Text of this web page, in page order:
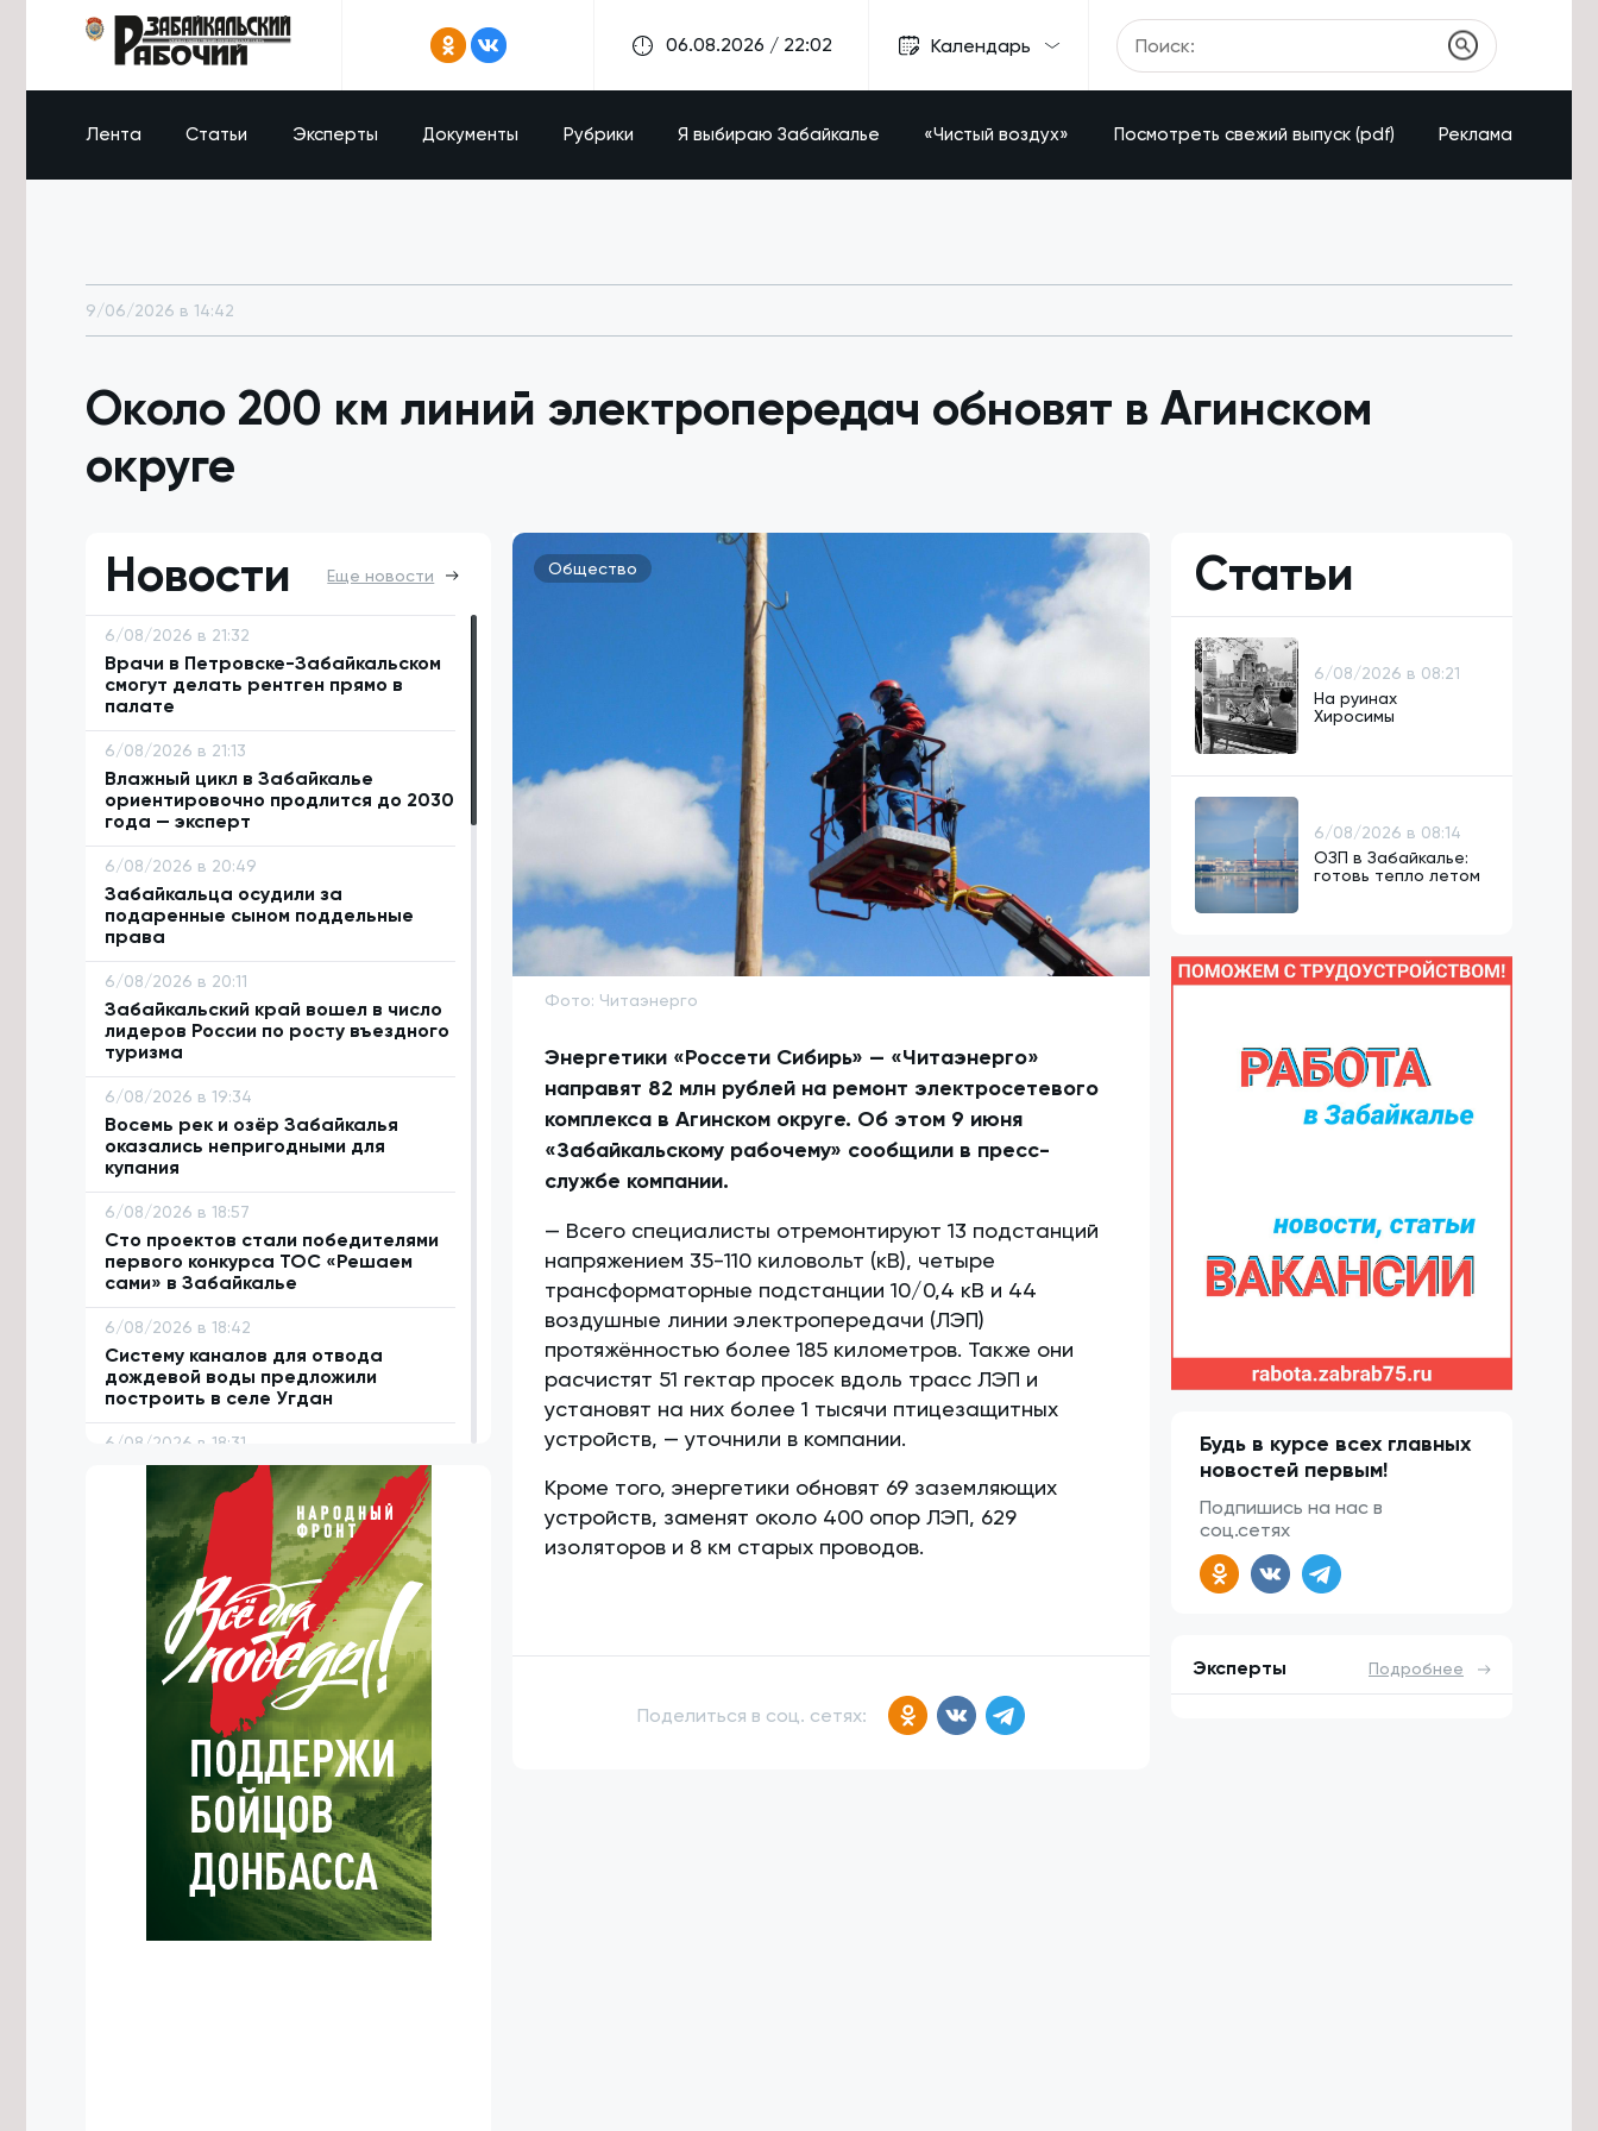
06.08.2026 / 22:02 Календарь
Лента Статьи Эксперты Документы Рубрики Я выбираю Забайкалье «Чистый воздух» Посмотреть свежий выпуск (pdf) Реклама
9/06/2026 в 14:42
Около 200 км линий электропередач обновят в Агинском
округе
Новости
Еще новости
6/08/2026 в 21:32
Врачи в Петровске-Забайкальском
смогут делать рентген прямо в
палате
6/08/2026 в 21:13
Влажный цикл в Забайкалье
ориентировочно продлится до 2030
года — эксперт
6/08/2026 в 20:49
Забайкальца осудили за
подаренные сыном поддельные
права
6/08/2026 в 20:11
Забайкальский край вошел в число
лидеров России по росту въездного
туризма
6/08/2026 в 19:34
Восемь рек и озёр Забайкалья
оказались непригодными для
купания
6/08/2026 в 18:57
Сто проектов стали победителями
первого конкурса ТОС «Решаем
сами» в Забайкалье
6/08/2026 в 18:42
Систему каналов для отвода
дождевой воды предложили
построить в селе Угдан
6/08/2026 в 18:31
Домен .РФ начал поддерживать 18
языков народов России
6/08/2026 в 18:06
Деловую программу проведут на
фестивале «Хорхог» в Забайкалье
6/08/2026 в 17:52
Самое большое число дамб в
России строится в Забайкалье
6/08/2026 в 17:50
Трёх ночных дрифтеров без прав
привлекли к ответственности в Чите
6/08/2026 в 17:40
Пищеблок школы в Красном Чикое
отремонтируют к началу учебного
Общество
Фото: Читаэнерго
Энергетики «Россети Сибирь» — «Читаэнерго»
направят 82 млн рублей на ремонт электросетевого
комплекса в Агинском округе. Об этом 9 июня
«Забайкальскому рабочему» сообщили в пресс-
службе компании.
— Всего специалисты отремонтируют 13 подстанций
напряжением 35-110 киловольт (кВ), четыре
трансформаторные подстанции 10/0,4 кВ и 44
воздушные линии электропередачи (ЛЭП)
протяжённостью более 185 километров. Также они
расчистят 51 гектар просек вдоль трасс ЛЭП и
установят на них более 1 тысячи птицезащитных
устройств, — уточнили в компании.
Кроме того, энергетики обновят 69 заземляющих
устройств, заменят около 400 опор ЛЭП, 629
изоляторов и 8 км старых проводов.
Поделиться в соц. сетях:
Статьи
6/08/2026 в 08:21
На руинах
Хиросимы
6/08/2026 в 08:14
ОЗП в Забайкалье:
готовь тепло летом
Будь в курсе всех главных
новостей первым!
Подпишись на нас в
соц.сетях
Эксперты Подробнее